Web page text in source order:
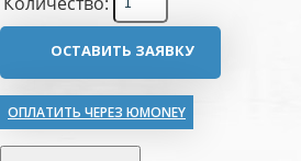
ОСТАВИТЬ ЗАЯВКУ
ОПЛАТИТЬ ЧЕРЕЗ ЮMONEY